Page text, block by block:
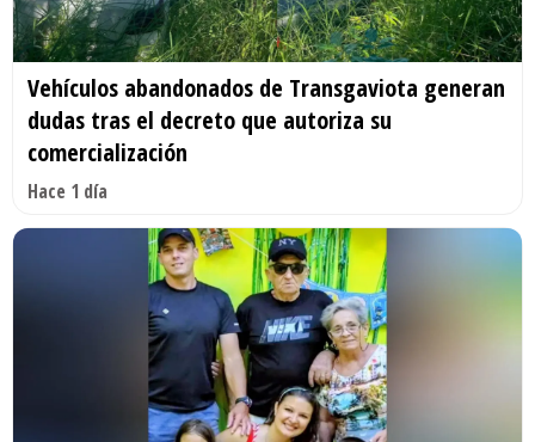
Vehículos abandonados de Transgaviota generan
dudas tras el decreto que autoriza su
comercialización
Hace 1 día